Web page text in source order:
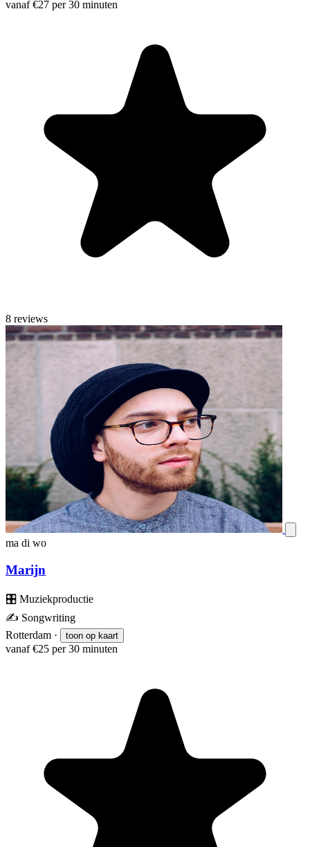
vanaf €27 per 30 minuten
8 reviews
ma di wo
Marijn
🎛️ Muziekproductie
✍️ Songwriting
Rotterdam · toon op kaart
vanaf €25 per 30 minuten